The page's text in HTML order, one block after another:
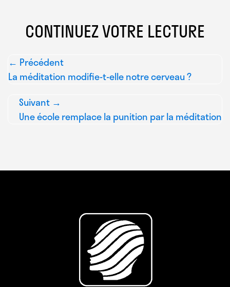
CONTINUEZ VOTRE LECTURE
← Précédent
La méditation modifie-t-elle notre cerveau ?
Suivant →
Une école remplace la punition par la méditation